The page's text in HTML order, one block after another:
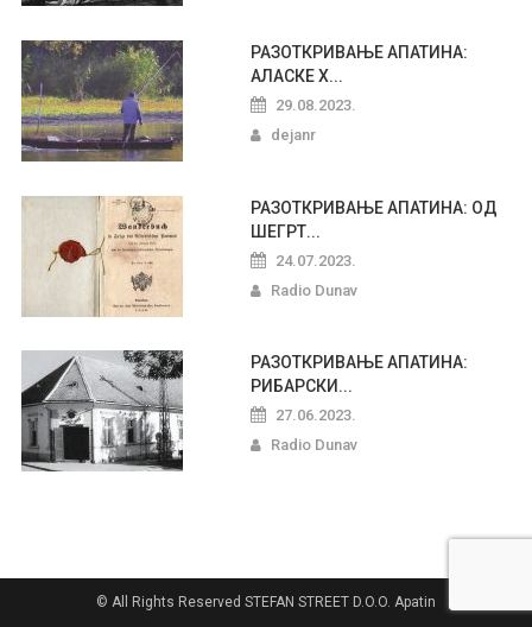
РАЗОТКРИВАЊЕ АПАТИНА:
АЛАСКЕ Х...
29.08.2023.
dejanr
РАЗОТКРИВАЊЕ АПАТИНА: ОД
ШЕГРТ...
24.07.2023.
Radio Dunav
РАЗОТКРИВАЊЕ АПАТИНА:
РИБАРСКИ...
27.06.2023.
Radio Dunav
© All Rights Reserved STEFAN STREET D.O.O. Apatin